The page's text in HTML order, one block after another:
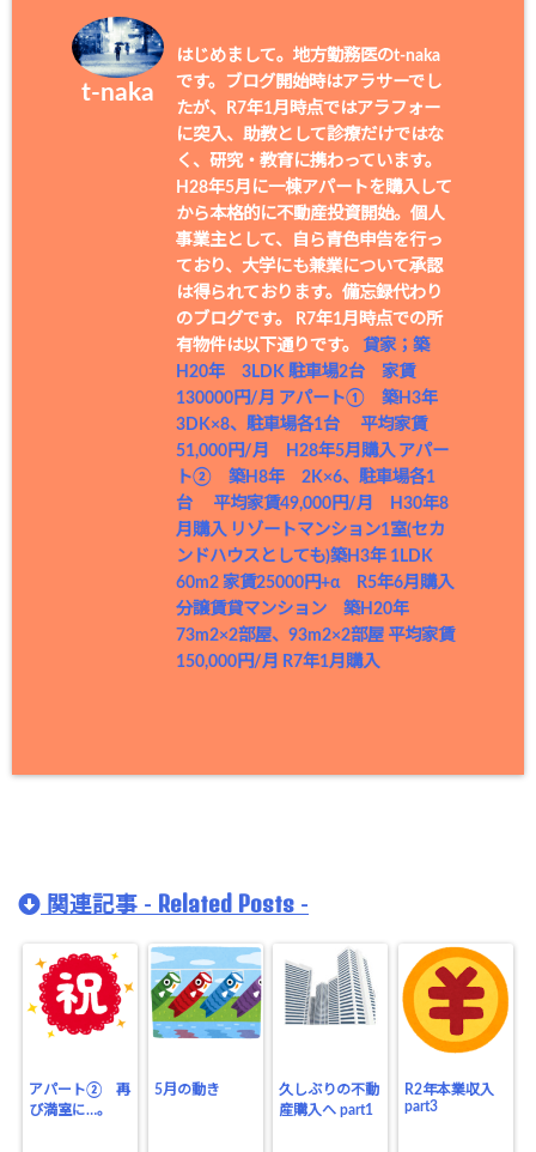
t-naka
はじめまして。地方勤務医のt-naka
です。ブログ開始時はアラサーでし
たが、R7年1月時点ではアラフォー
に突入、助教として診療だけではな
く、研究・教育に携わっています。
H28年5月に一棟アパートを購入して
から本格的に不動産投資開始。個人
事業主として、自ら青色申告を行っ
ており、大学にも兼業について承認
は得られております。備忘録代わり
のブログです。 R7年1月時点での所
有物件は以下通りです。 貸家；築
H20年 3LDK 駐車場2台 家賃
130000円/月 アパート① 築H3年
3DK×8、駐車場各1台 平均家賃
51,000円/月 H28年5月購入 アパー
ト② 築H8年 2K×6、駐車場各1
台 平均家賃49,000円/月 H30年8
月購入 リゾートマンション1室(セカ
ンドハウスとしても)築H3年 1LDK
60m2 家賃25000円+α R5年6月購入
分譲賃貸マンション 築H20年
73m2×2部屋、93m2×2部屋 平均家賃
150,000円/月 R7年1月購入
関連記事 - Related Posts -
アパート② 再
び満室に…。
5月の動き
久しぶりの不動
産購入へ part1
R2年本業収入
part3